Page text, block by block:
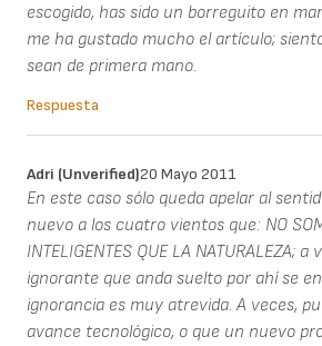
escogido, has sido un borreguito en
me ha gustado mucho el artículo;
sean de primera mano.
Respuesta
Adri (unverified)20 Mayo 2011
En este caso sólo queda apelar al
nuevo a los cuatro vientos que: NO
INTELIGENTES QUE LA NATURALEZA;
ignorante que anda suelto por ahí se
ignorancia es muy atrevida. A veces,
avance tecnológico, o que un nuevo